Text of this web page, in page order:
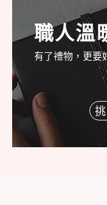
職人溫
有了禮物，更要